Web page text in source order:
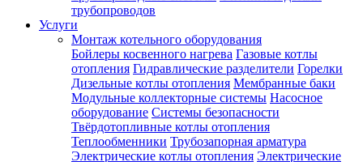
трубопроводов
Услуги
Монтаж котельного оборудования
Бойлеры косвенного нагрева Газовые котлы
отопления Гидравлические разделители Горелки
Дизельные котлы отопления Мембранные баки
Модульные коллекторные системы Насосное
оборудование Системы безопасности
Твёрдотопливные котлы отопления
Теплообменники Трубозапорная арматура
Электрические котлы отопления Электрические